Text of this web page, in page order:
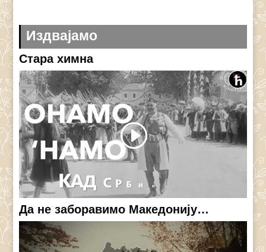
Издвајамо
Стара химна
Да не заборавимо Македонију…